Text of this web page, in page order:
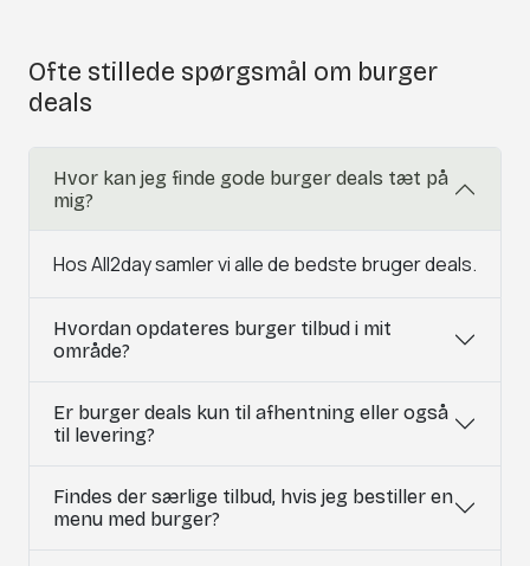
Ofte stillede spørgsmål om burger
deals
Hvor kan jeg finde gode burger deals tæt på
mig?
Hos All2day samler vi alle de bedste bruger deals.
Hvordan opdateres burger tilbud i mit
område?
Er burger deals kun til afhentning eller også
til levering?
Findes der særlige tilbud, hvis jeg bestiller en
menu med burger?